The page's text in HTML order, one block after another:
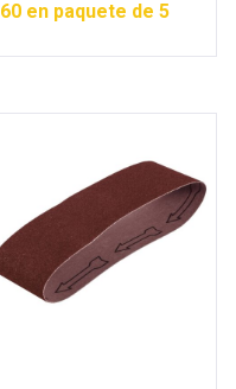
60 en paquete de 5